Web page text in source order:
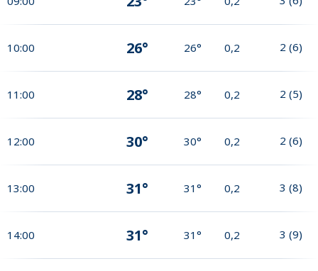
10:00 26° 26° 0,2 2 (6)
11:00 28° 28° 0,2 2 (5)
12:00 30° 30° 0,2 2 (6)
13:00 31° 31° 0,2 3 (8)
14:00 31° 31° 0,2 3 (9)